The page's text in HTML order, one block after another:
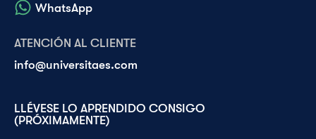
WhatsApp
ATENCIÓN AL CLIENTE
info@universitaes.com
LLÉVESE LO APRENDIDO CONSIGO
(PRÓXIMAMENTE)